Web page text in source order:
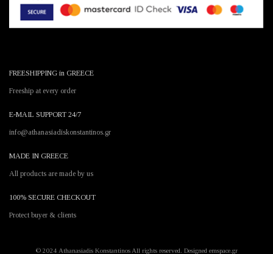
FREESHIPPING in GREECE
Freeship at every order
E-MAIL SUPPORT 24/7
info@athanasiadiskonstantinos.gr
MADE IN GREECE
All products are made by us
100% SECURE CHECKOUT
Protect buyer & clients
© 2024 Athanasiadis Konstantinos All rights reserved. Designed emspace.gr